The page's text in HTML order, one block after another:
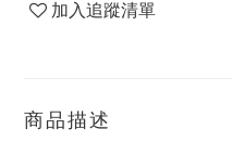
加入追蹤清單
商品描述